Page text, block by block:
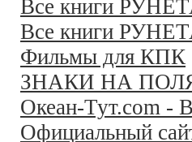
Все книги
Все книги
Фильмы для КПК
ЗНАКИ НА
Океан-Тут.com -
Официальный